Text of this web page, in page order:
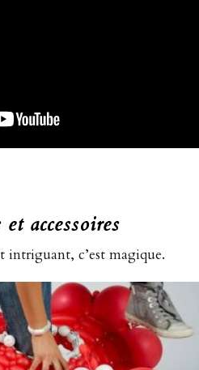
accessoires
intriguant, c’est magique.